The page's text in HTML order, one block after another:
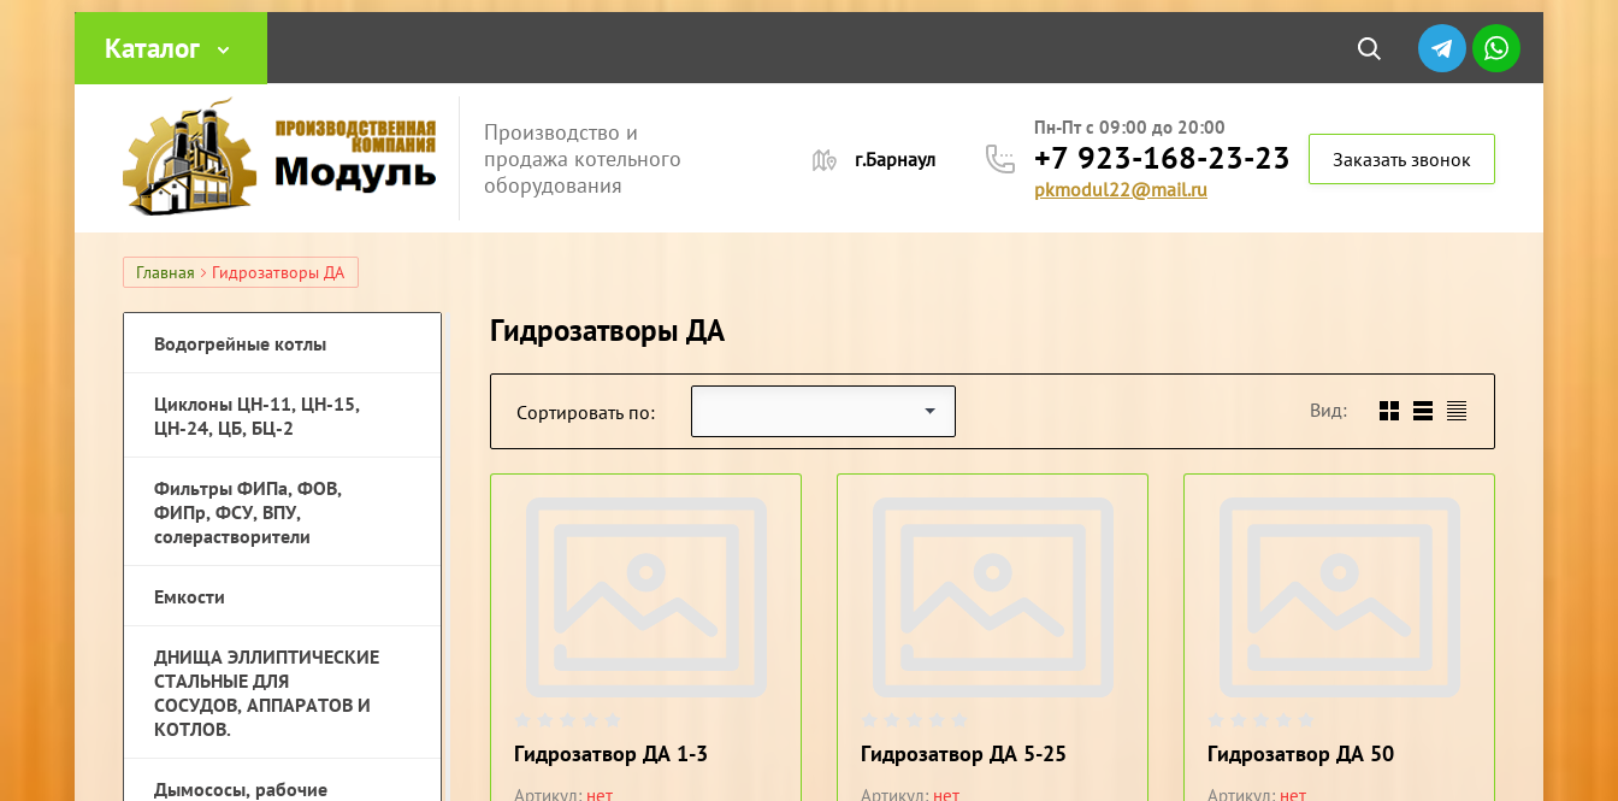
Каталог
Производство и
продажа котельного
оборудования
г.Барнаул
Пн-Пт с 09:00 до 20:00
+7 923-168-23-23
pkmodul22@mail.ru
Заказать звонок
Главная Гидрозатворы ДА
Водогрейные котлы
Циклоны ЦН-11, ЦН-15,
ЦН-24, ЦБ, БЦ-2
Фильтры ФИПа, ФОВ,
ФИПр, ФСУ, ВПУ,
солерастворители
Емкости
ДНИЩА ЭЛЛИПТИЧЕСКИЕ
СТАЛЬНЫЕ ДЛЯ
СОСУДОВ, АППАРАТОВ И
КОТЛОВ.
Дымососы, рабочие
Гидрозатворы ДА
Сортировать по: Вид:
Гидрозатвор ДА 1-3
Артикул: нет
Гидрозатвор ДА 5-25
Артикул: нет
Гидрозатвор ДА 50
Артикул: нет